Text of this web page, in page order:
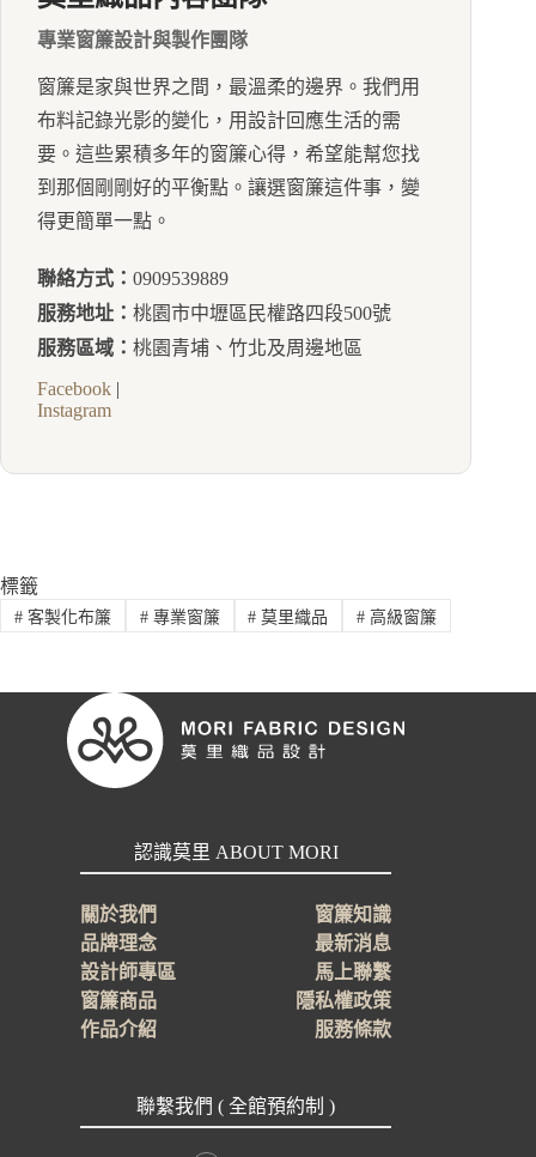
專業窗簾設計與製作團隊
窗簾是家與世界之間，最溫柔的邊界。我們用
布料記錄光影的變化，用設計回應生活的需
要。這些累積多年的窗簾心得，希望能幫您找
到那個剛剛好的平衡點。讓選窗簾這件事，變
得更簡單一點。
聯絡方式： 0909539889
服務地址： 桃園市中壢區民權路四段500號
服務區域： 桃園青埔、竹北及周邊地區
Facebook |
Instagram
標籤
#客製化布簾 #專業窗簾 # 莫里織品 # 高級窗簾
認識莫里 ABOUT MORI
關於我們
品牌理念
設計師專區
窗簾商品
作品介紹
窗簾知識
最新消息
馬上聯繫
隱私權政策
服務條款
聯繫我們 ( 全館預約制 )